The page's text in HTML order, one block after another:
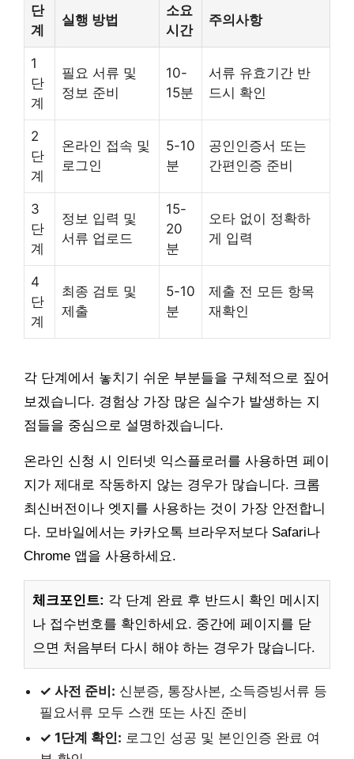
단
계
실행 방법
소요
시간
주의사항
1
단
계
필요 서류 및
정보 준비
10-
15분
서류 유효기간 반
드시 확인
2
단
계
온라인 접속 및
로그인
5-10
분
공인인증서 또는
간편인증 준비
3
단
계
정보 입력 및
서류 업로드
15-
20
분
오타 없이 정확하
게 입력
4
단
계
최종 검토 및
제출
5-10
분
제출 전 모든 항목
재확인
각 단계에서 놓치기 쉬운 부분들을 구체적으로 짚어
보겠습니다. 경험상 가장 많은 실수가 발생하는 지
점들을 중심으로 설명하겠습니다.
온라인 신청 시 인터넷 익스플로러를 사용하면 페이
지가 제대로 작동하지 않는 경우가 많습니다. 크롬
최신버전이나 엣지를 사용하는 것이 가장 안전합니
다. 모바일에서는 카카오톡 브라우저보다 Safari나
Chrome 앱을 사용하세요.
체크포인트: 각 단계 완료 후 반드시 확인 메시지
나 접수번호를 확인하세요. 중간에 페이지를 닫
으면 처음부터 다시 해야 하는 경우가 많습니다.
✓ 사전 준비: 신분증, 통장사본, 소득증빙서류 등
필요서류 모두 스캔 또는 사진 준비
✓ 1단계 확인: 로그인 성공 및 본인인증 완료 여